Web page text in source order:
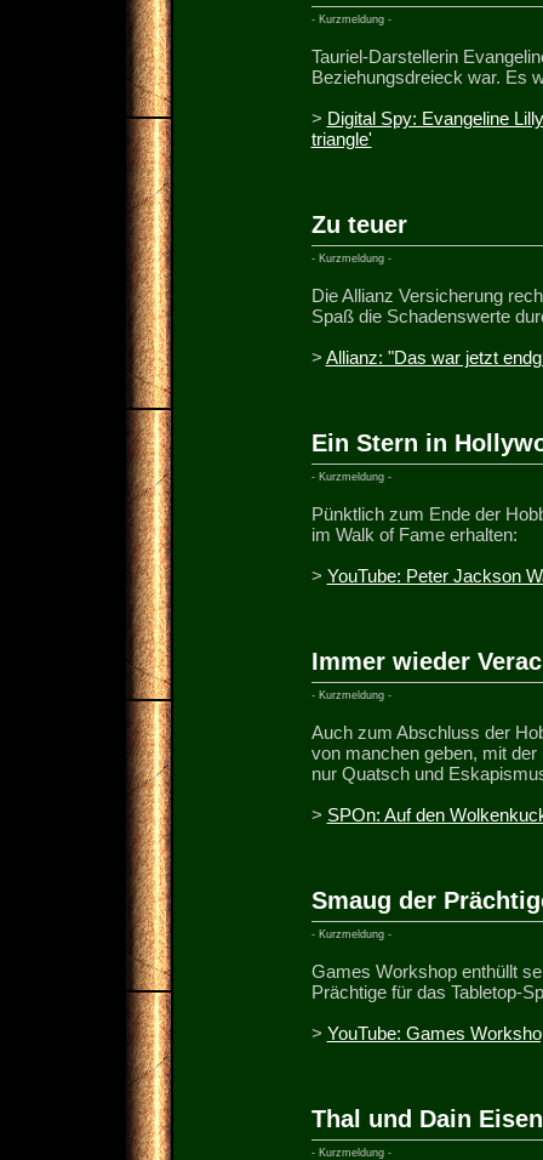
- Kurzmeldung -
Tauriel-Darstellerin
Beziehungsdreieck war. Es
> Digital Spy: Evangeline
triangle'
Zu teuer
- Kurzmeldung -
Die Allianz Versicherung
Spaß die Schadenswerte
> Allianz: "Das war jetzt
Ein Stern in
- Kurzmeldung -
Pünktlich zum Ende der
im Walk of Fame erhalten:
> YouTube: Peter Jackson
Immer wieder
- Kurzmeldung -
Auch zum Abschluss der
von manchen geben, mit
nur Quatsch und
> SPOn: Auf den
Smaug der
- Kurzmeldung -
Games Workshop enthüllt
Prächtige für das Tabletop-
> YouTube: Games
Thal und Dain
- Kurzmeldung -